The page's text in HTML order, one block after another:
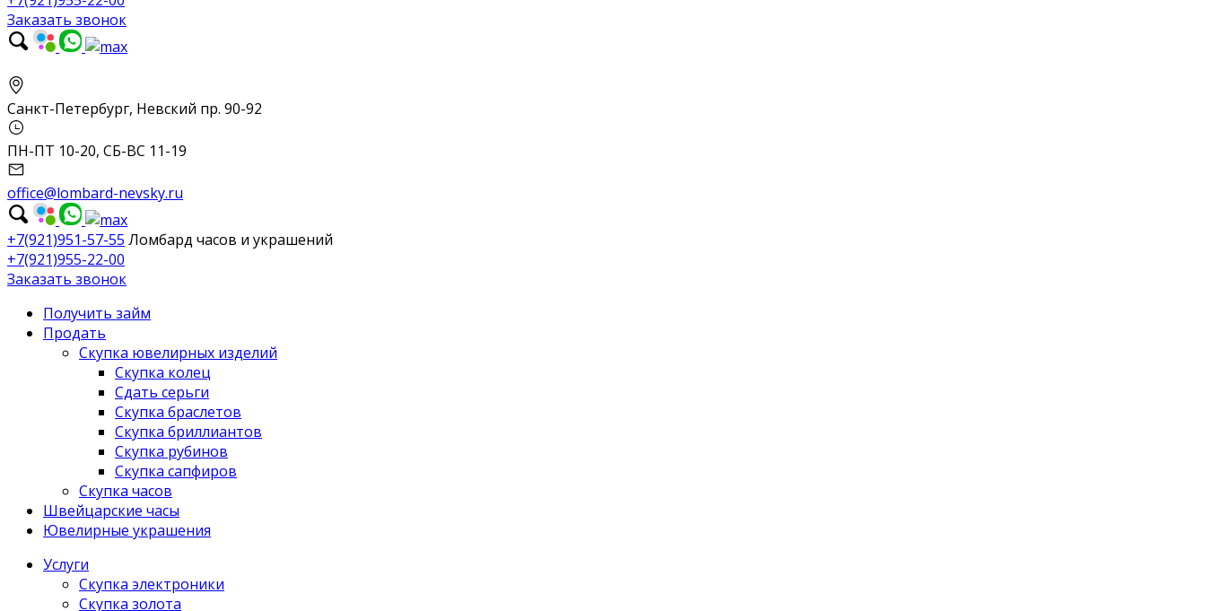
Заказать звонок
Санкт-Петербург, Невский пр. 90-92
ПН-ПТ 10-20, СБ-ВС 11-19
office@lombard-nevsky.ru
+7(921)951-57-55 Ломбард часов и украшений
+7(921)955-22-00
Заказать звонок
Получить займ
Продать
Скупка ювелирных изделий
Скупка колец
Сдать серьги
Скупка браслетов
Скупка бриллиантов
Скупка рубинов
Скупка сапфиров
Скупка часов
Швейцарские часы
Ювелирные украшения
Услуги
Скупка электроники
Скупка золота